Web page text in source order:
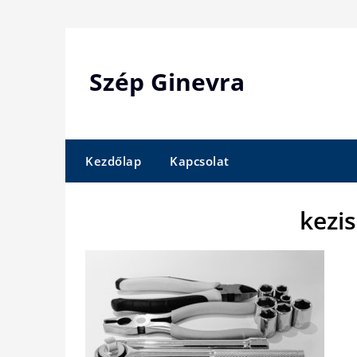
Szép Ginevra
Kezdőlap Kapcsolat